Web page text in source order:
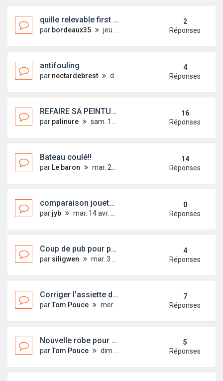
quille relevable first 22
par bordeaux35 jeu. 13 juil. 2017 12:14
2
Réponses
antifouling
par nectardebrest dim. 3 févr. 2013 11:07
4
Réponses
REFAIRE SA PEINTURE
par palinure sam. 12 sept. 2015 11:54
16
Réponses
Bateau coulé!!
par Le baron mar. 25 août 2015 14:56
14
Réponses
comparaison jouet18/fist18
par jyb mar. 14 avr. 2015 14:13
0
Réponses
Coup de pub pour prestataire honnête, sérieux et passionné
par siligwen mar. 3 mars 2015 20:49
4
Réponses
Corriger l'assiette de Tom Pouce
parTom Pouce mer. 31 déc. 2014 15:21
7
Réponses
Nouvelle robe pour Tom Pouce
parTom Pouce dim. 4 mai 2014 19:12
5
Réponses